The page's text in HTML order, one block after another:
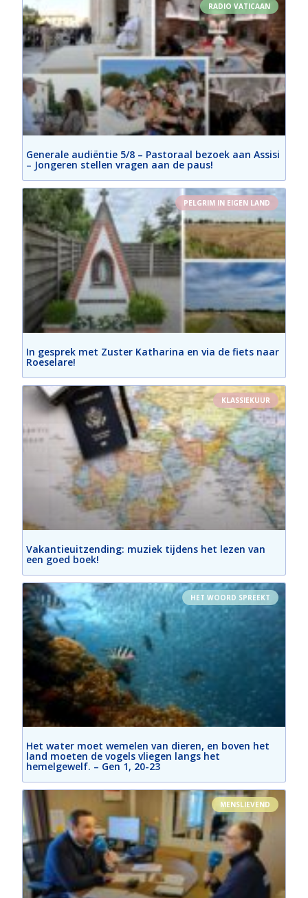
RADIO VATICAAN
Generale audiëntie 5/8 – Pastoraal bezoek aan Assisi
– Jongeren stellen vragen aan de paus!
PELGRIM IN EIGEN LAND
In gesprek met Zuster Katharina en via de fiets naar
Roeselare!
KLASSIEKUUR
Vakantieuitzending: muziek tijdens het lezen van
een goed boek!
HET WOORD SPREEKT
Het water moet wemelen van dieren, en boven het
land moeten de vogels vliegen langs het
hemelgewelf. – Gen 1, 20-23
MENSLIEVEND